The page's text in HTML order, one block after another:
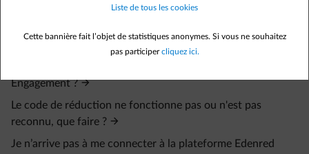
Qui peut bénéficier des avantages ENGIE ?
Edenred Engagement, que faire ?
Engagement ?
Le code de réduction ne fonctionne pas ou n'est pas
reconnu, que faire ?
Je n’arrive pas à me connecter à la plateforme Edenred
Liste de tous les cookies
Cette bannière fait l’objet de statistiques anonymes. Si vous ne souhaitez
pas participercliquez ici.